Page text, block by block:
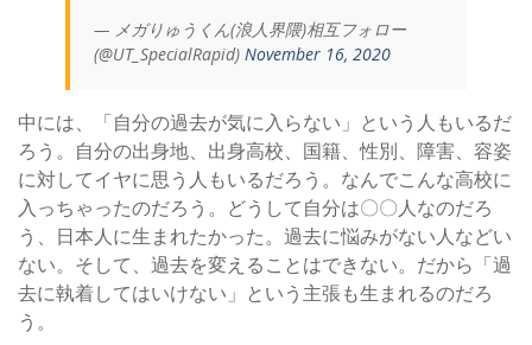
— メガりゅうくん(浪人界隈)相互フォロー
(@UT_SpecialRapid) November 16, 2020
中には、「自分の過去が気に入らない」という人もいるだ
ろう。自分の出身地、出身高校、国籍、性別、障害、容姿
に対してイヤに思う人もいるだろう。なんでこんな高校に
入っちゃったのだろう。どうして自分は〇〇人なのだろ
う、日本人に生まれたかった。過去に悩みがない人などい
ない。そして、過去を変えることはできない。だから「過
去に執着してはいけない」という主張も生まれるのだろ
う。